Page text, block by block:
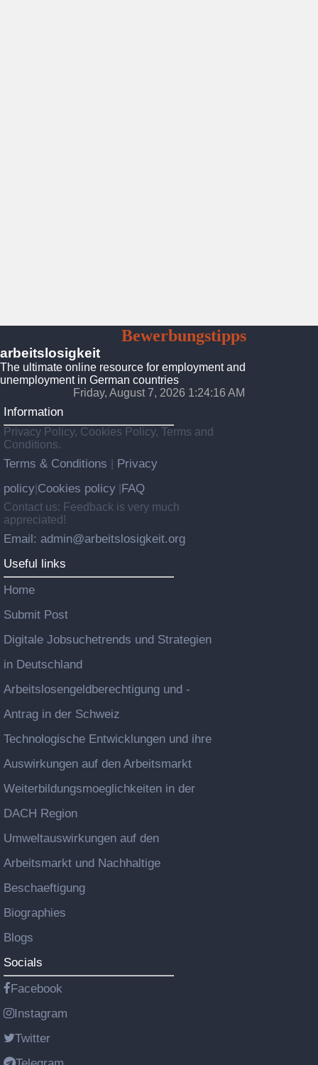
BewerbungstippsPlatform
arbeitslosigkeit
The ultimate online resource for employment and
unemployment in German countries
Friday, August 7, 2026 1:24:18 AM
Information
Privacy Policy, Cookies Policy, Terms and
Conditions.
Terms & Conditions
Privacy
policy Cookies policy FAQ
Contact us: Feedback is very much
appreciated!
Email: admin@arbeitslosigkeit.org
Useful links
Home
Submit Post
Digitale Jobsuchetrends und Strategien
in Deutschland
Arbeitslosengeldberechtigung und -
Antrag in der Schweiz
Technologische Entwicklungen und ihre
Auswirkungen auf den Arbeitsmarkt
Weiterbildungsmoeglichkeiten in der
DACH Region
Umweltauswirkungen auf den
Arbeitsmarkt und Nachhaltige
Beschaeftigung
Biographies
Blogs
Socials
Facebook
Instagram
Twitter